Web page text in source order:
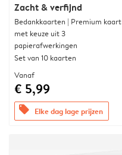
Zacht & verfijnd
Bedankkaarten | Premium kaart
met keuze uit 3
papierafwerkingen
Set van 10 kaarten
Vanaf
€ 5,99
offers Elke dag lage prijzen